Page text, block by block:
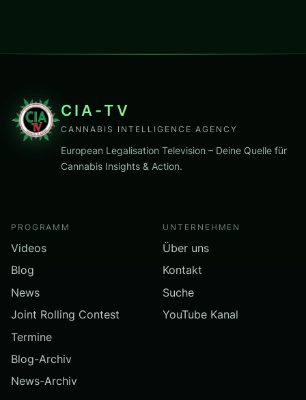
CIA-TV
CANNABIS INTELLIGENCE AGENCY
European Legalisation Television – Deine Quelle für
Cannabis Insights & Action.
PROGRAMM
Videos
Blog
News
Joint Rolling Contest
Termine
Blog-Archiv
News-Archiv
UNTERNEHMEN
Über uns
Kontakt
Suche
YouTube Kanal